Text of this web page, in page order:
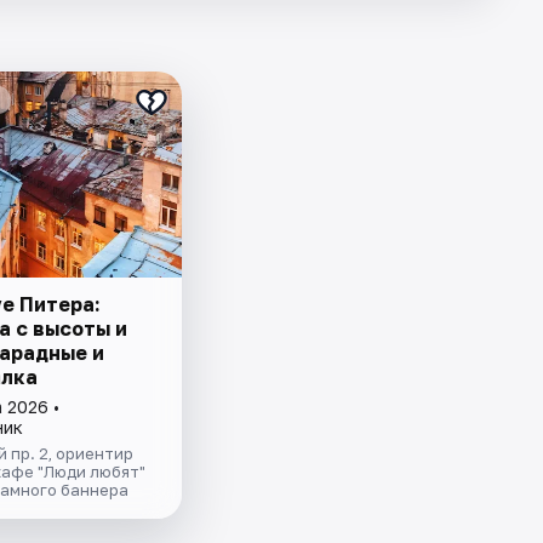
Питера:
с высоты и
и
2026 •
пр. 2, ориентир
"Люди любят"
баннера